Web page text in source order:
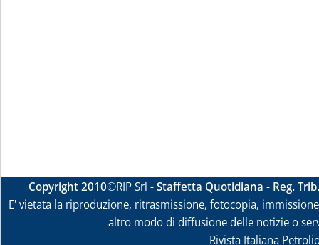
Copyright 2010©RIP Srl -Staffetta Quotidiana - Reg.
E' vietata la riproduzione, ritrasmissione, fotocopia,
altro modo di diffusione delle notizie o
Rivista Italiana